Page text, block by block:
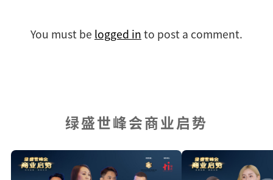
You must be logged in to post a comment.
绿盛世峰会商业启势